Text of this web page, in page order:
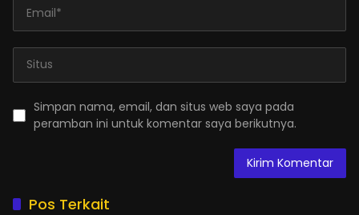
Simpan nama, email, dan situs web saya pada
peramban ini untuk komentar saya berikutnya.
Pos Terkait